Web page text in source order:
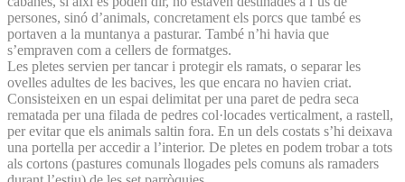
persones, sinó d’animals, concretament els porcs que també es
portaven a la muntanya a pasturar. També n’hi havia que
s’empraven com a cellers de formatges.
Les pletes servien per tancar i protegir els ramats, o separar les
ovelles adultes de les bacives, les que encara no havien criat.
Consisteixen en un espai delimitat per una paret de pedra seca
rematada per una filada de pedres col·locades verticalment, a rastell,
per evitar que els animals saltin fora. En un dels costats s’hi deixava
una portella per accedir a l’interior. De pletes en podem trobar a tots
als cortons (pastures comunals llogades pels comuns als ramaders